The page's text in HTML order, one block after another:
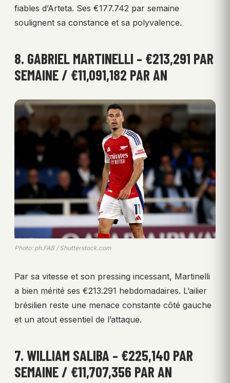
fiables d’Arteta. Ses €177.742 par semaine
soulignent sa constance et sa polyvalence.
8. GABRIEL MARTINELLI – €213,291 PAR
SEMAINE / €11,091,182 PAR AN
Photo: ph.FAB / Shutterstock.com
Par sa vitesse et son pressing incessant, Martinelli
a bien mérité ses €213.291 hebdomadaires. L’ailier
brésilien reste une menace constante côté gauche
et un atout essentiel de l’attaque.
7. WILLIAM SALIBA – €225,140 PAR
SEMAINE / €11,707,356 PAR AN